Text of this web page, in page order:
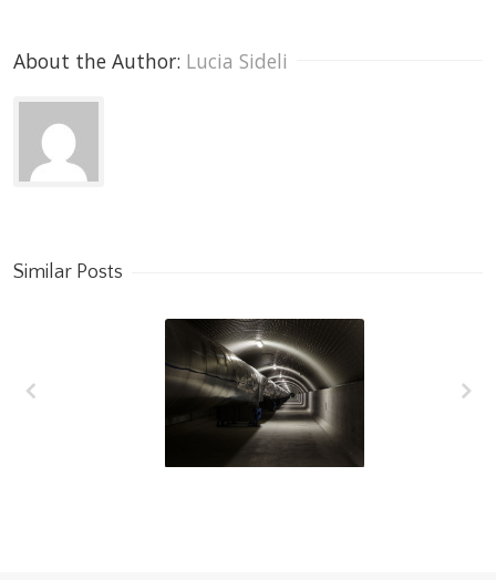
About the Author: Lucia Sideli
Similar Posts
L’interferometro